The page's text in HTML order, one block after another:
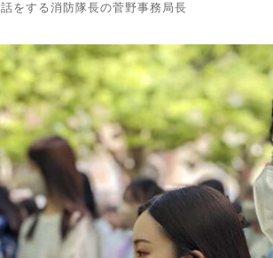
話をする消防隊長の菅野事務局長